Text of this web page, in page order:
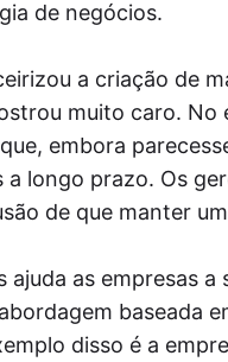
de negócios.
a criação de
muito caro.
embora
longo prazo. Os
de que manter
ajuda as empresas
baseada
disso é a